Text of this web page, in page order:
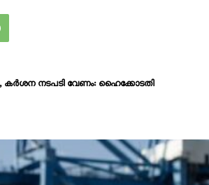
കർശന നടപടി വേണം: ഹൈക്കോടതി